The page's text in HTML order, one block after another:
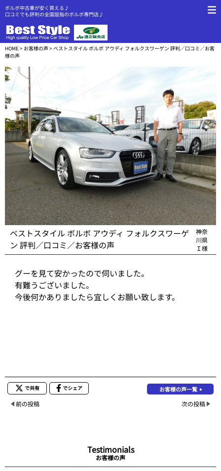
ボルボ中古車が安く買える♪
口コミでも評判の全国屈指のボルボ専門店♪
HOME> お客様の声> ベストスタイル ボルボ アウディ フォルクスワーゲン 評判／口コミ／お客
様の声
ベストスタイル ボルボ アウディ フォルクスワーゲ
ン 評判／口コミ／お客様の声
神奈
川県
Ｉ様
グーを見て安かったので伺いました。
有難うございました。
今後何かありましたら宜しくお願い致します。
で共有 でシェア お客様の声一覧
前の投稿 次の投稿
Testimonials
お客様の声